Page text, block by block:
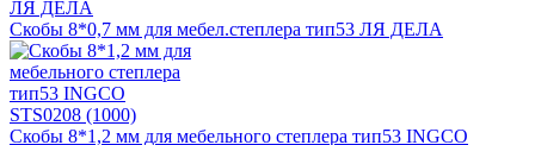
Скобы 8*0,7 мм для мебел.степлера тип53 ЛЯ ДЕЛА
Скобы 8*1,2 мм для мебельного степлера тип53 INGCO